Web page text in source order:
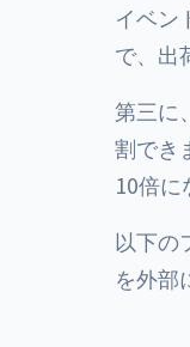
イベン
で、出
第三に
割でき
10倍に
以下の
を外部